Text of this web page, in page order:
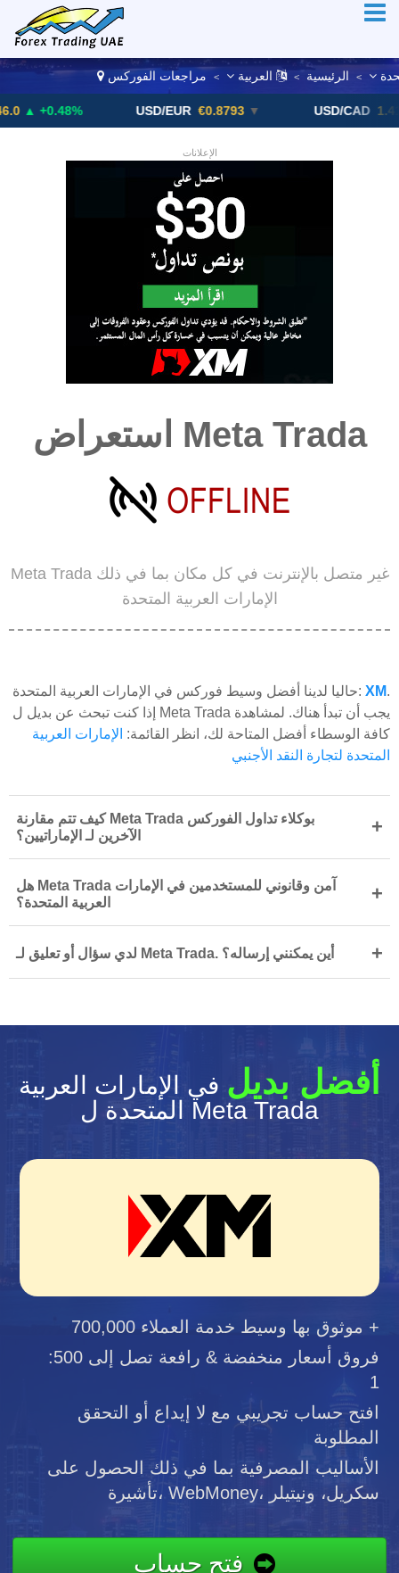
> الرئيسية > العربية > مراجعات الفوركس
USD/EUR €0.8793 ▼ USD/CAD 1.4123 ▲
الإعلانات
استعراض Meta Trada
Meta Trada غير متصل بالإنترنت في كل مكان بما في ذلك
الإمارات العربية المتحدة
حاليا لدينا أفضل وسيط فوركس في الإمارات العربية المتحدة: XM.
إذا كنت تبحث عن بديل ل Meta Trada يجب أن تبدأ هناك. لمشاهدة
كافة الوسطاء أفضل المتاحة لك، انظر القائمة: الإمارات العربية
المتحدة لتجارة النقد الأجنبي
كيف تتم مقارنة Meta Trada بوكلاء تداول الفوركس
الآخرين لـ الإماراتيين؟
+
هل Meta Trada آمن وقانوني للمستخدمين في الإمارات
العربية المتحدة؟
+
لدي سؤال أو تعليق لـ Meta Trada. أين يمكنني إرساله؟ +
أفضل بديل في الإمارات العربية
المتحدة ل Meta Trada
موثوق بها وسيط خدمة العملاء 700,000 +
فروق أسعار منخفضة & رافعة تصل إلى 500:
1
افتح حساب تجريبي مع لا إيداع أو التحقق
المطلوبة
الأساليب المصرفية بما في ذلك الحصول على
تأشيرة، WebMoney، سكريل، ونيتيلر
فتح حساب